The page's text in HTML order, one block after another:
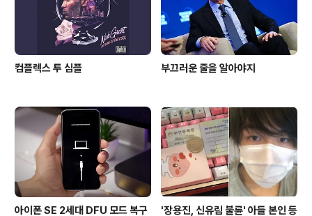
컴플렉스 투 심플 부끄러운 줄을 알아야지
아이폰 SE 2세대 DFU 모드 복구
'장용진, 신유림 불륜' 아들 본인 등